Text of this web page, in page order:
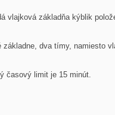
vlajková základňa kýblik
základne, dva tímy, namiesto
časový limit je 15 minút.